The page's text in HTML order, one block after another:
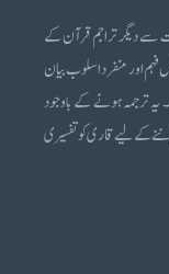
سے دیگر تراجم قرآن کے
فہم اور منفرد اسلوب بیان
ترجمہ ہونے کے باوجود
کے لیے قاری کو تفسیری